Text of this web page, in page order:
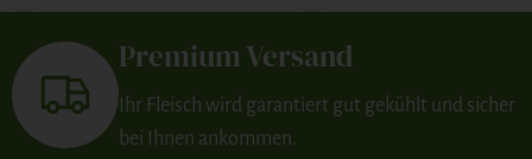
Premium Versand
Ihr Fleisch wird garantiert gut gekühlt und sicher
bei Ihnen ankommen.